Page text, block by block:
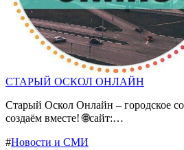
СТАРЫЙ ОСКОЛ ОНЛАЙН
Старый Оскол Онлайн – городское
создаём вместе! 🌐сайт:…
#Новости и СМИ